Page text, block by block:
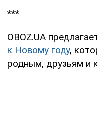
***
OBOZ.UA
к Новому году,
родным, друзьям и